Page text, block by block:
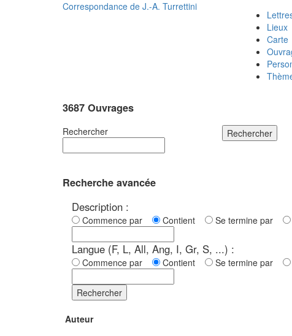
Correspondance de J.-A. Turrettini
Lieux
Carte
3687 Ouvrages
Rechercher Rechercher
Recherche avancée
Description :
Commence par Contient Se termine par
Langue (F, L, All, Ang, I, Gr, S, ...) :
Commence par Contient Se termine par
Rechercher
Auteur